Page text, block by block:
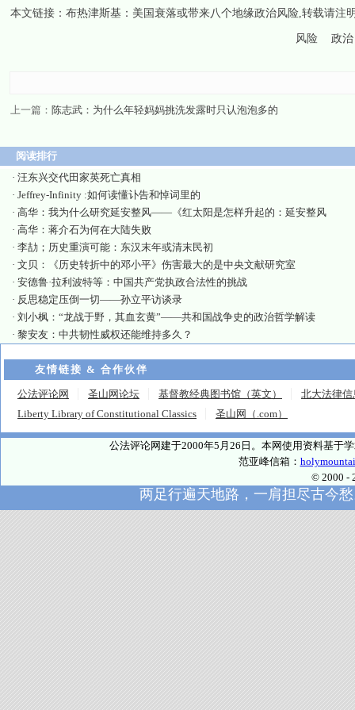
本文链接： 布热津斯基：美国衰落或带来八个地缘政治风险,转载请注
风险 政治
上一篇： 陈志武：为什么年轻妈妈挑洗发露时只认泡泡多的
阅读排行
· 汪东兴交代田家英死亡真相
· Jeffrey-Infinity :如何读懂讣告和悼词里的
· 高华：我为什么研究延安整风——《红太阳是怎样升起的：延安整风
· 高华：蒋介石为何在大陆失败
· 李劼；历史重演可能：东汉末年或清末民初
· 文贝：《历史转折中的邓小平》伤害最大的是中央文献研究室
· 安德鲁·拉利波特等：中国共产党执政合法性的挑战
· 反思稳定压倒一切——孙立平访谈录
· 刘小枫：“龙战于野，其血玄黄”——共和国战争史的政治哲学解读
· 黎安友：中共韧性威权还能维持多久？
友情链接 & 合作伙伴
公法评论网 圣山网论坛 基督教经典图书馆（英文）
北大法律信
Liberty Library of Constitutional Classics
圣山网（.com）
公法评论网建于2000年5月26日。本网使用资料基于
范亚峰信箱：
© 2000 -
两足行遍天地路，一肩担尽古今